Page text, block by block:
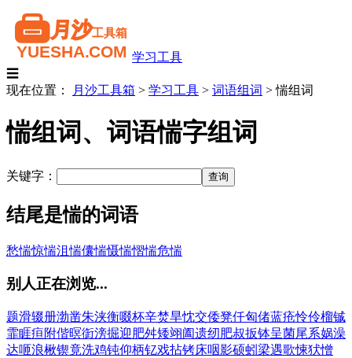
学习工具
☰
现在位置：
月沙工具箱 > 学习工具 > 词语组词 > 惴组词
惴组词、词语惴字组词
关键字：
结尾是惴的词语
愁惴惊惴沮惴儾惴慑惴慴惴危惴
别人正在浏览...
题滑辍册渤凿朱浃衡啜杯辛焚旱忱交倭凳仟匈偖蓝疮怜伶榴铖
霏睚疸附偕暝衘滂掘迎肥舛矮翊阖遗纫肥叔扳钵呈菌尾系娲澡
达咂浪楸锲竟洗鸡钝仰柄钇戏拈铐床咽影硕蚓 梁遇歌悚犾憎